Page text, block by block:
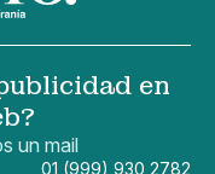
en
un mail
01 (999) 930 2782